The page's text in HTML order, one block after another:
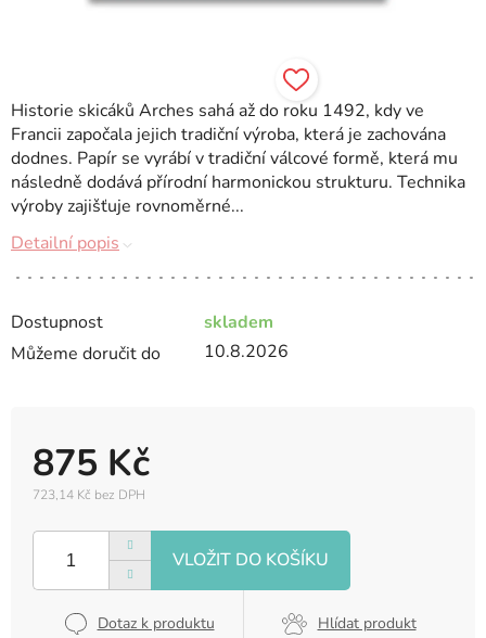
Dostupnost
skladem
Můžeme doručit do
10.8.2026
875 Kč
723,14 Kč bez DPH
cena:
Dotaz k produktu Hlídat produkt
Historie skicáků Arches sahá až do roku 1492, kdy ve
Francii započala jejich tradiční výroba, která je zachována
dodnes. Papír se vyrábí v tradiční válcové formě, která mu
následně dodává přírodní harmonickou strukturu. Technika
výroby zajišťuje rovnoměrné...
Detailní popis